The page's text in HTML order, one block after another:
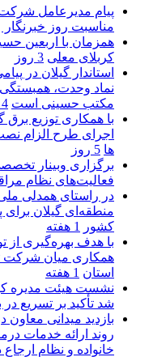
پیام مدیرعامل شركت
مناسبت روز خبرنگار ‌
همزمان با اربعین
کربلای معلی 3 روز
استاندار گیلان در
نماد وحدت، همبستگی
مکتب حسینی است 4 روز
با همکاری توزیع برق
اجرای طرح الزام
ها 5 روز
برگزاری وبینار
فعالیت‌های نظام
در راستای همدلی
منطقه‌ای گیلان برای
كشور
1 هفته
با هدف بهره‌گیری از
همكاری میان شركت
استان 1 هفته
نشست هیئت مدیره
شد تأکید بر تسریع در
بازدید میدانی
روند ارائه خدمات
خانواده و نظام